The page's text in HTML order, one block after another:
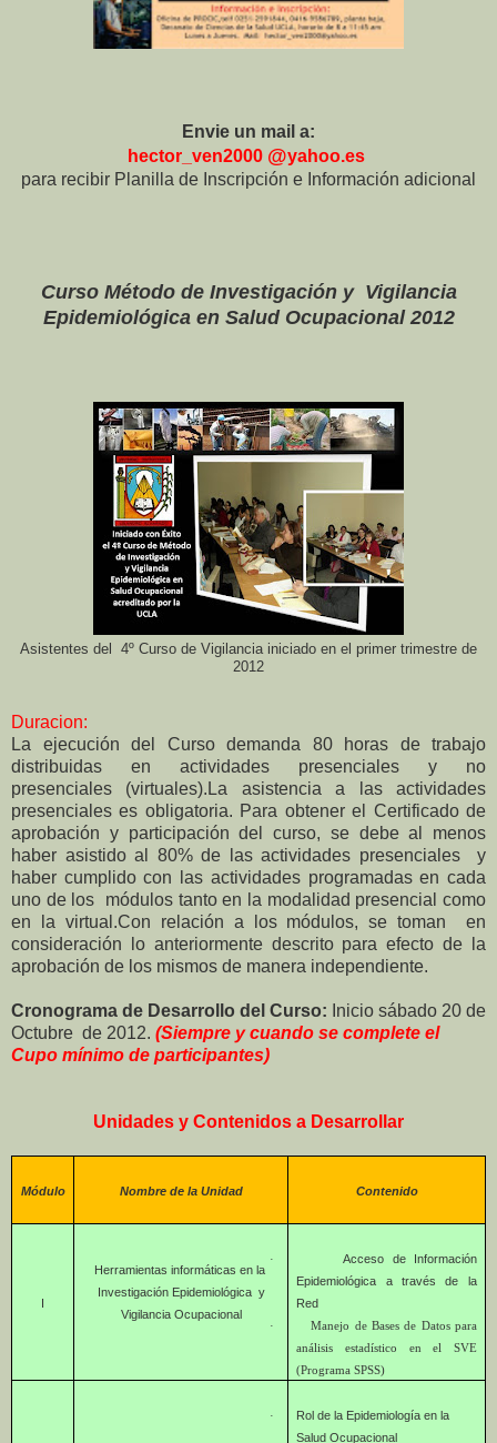
Envie un mail a:
hector_ven2000 @yahoo.es
para recibir Planilla de Inscripción e Información adicional
Curso Método de Investigación y Vigilancia
Epidemiológica en Salud Ocupacional2012
Asistentes del 4º Curso de Vigilancia iniciado en el primer trimestre de
2012
Duracion:
La ejecución del Curso demanda 80 horas de trabajo
distribuidas en actividades presenciales y no
presenciales (virtuales). La asistencia a las actividades
presenciales es obligatoria. Para obtener el Certificado de
aprobación y participación del curso, se debe al menos
haber asistido al 80% de las actividades presenciales
y
haber cumplidocon las actividades programadas en cada
uno de los
módulos tanto en la modalidad presencial como
en la virtual.Con relación a los módulos, se toman
en
consideración lo anteriormente descrito para efecto de la
aprobación de los mismos de manera independiente.
Cronograma de Desarrollo del Curso: Inicio sábado 20 de
Octubre de 2012. (Siempre y cuando se complete el
Cupo mínimo de participantes)
Unidades y Contenidos a Desarrollar
Módulo Nombre de la Unidad Contenido
I
Herramientas informáticas en la
Investigación Epidemiológica y
Vigilancia Ocupacional
·
Acceso de Información
Epidemiológica a través de la
Red
·
Manejo de Bases de Datos para
análisis estadístico en el SVE
(Programa SPSS)
·
Rol de la Epidemiología en la
Salud Ocupacional